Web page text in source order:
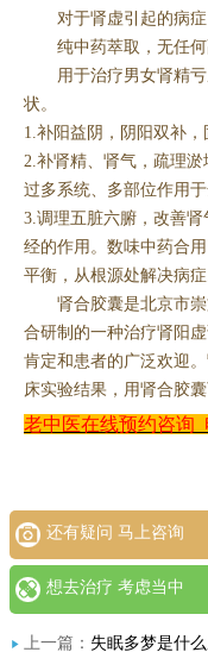
对于肾虚引起的病
纯中药萃取，无任
用于治疗男女肾精
状。
1.补阳益阴，阴阳双补，
2.补肾精、肾气，疏理
过多系统、多部位作用
3.调理五脏六腑，改善
经的作用。数味中药合
平衡，从根源处解决病症
肾合胶囊是北京市崇
合研制的一种治疗肾阳
肯定和患者的广泛欢迎
床实验结果，用肾合胶
老中医在线预约咨询
还有疑问 马上咨询
想去治疗 考虑当中
上一篇： 失眠多梦是什么原因？